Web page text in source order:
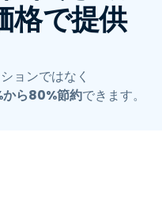
格で提供
ョンではなく
ら80%節約できます。